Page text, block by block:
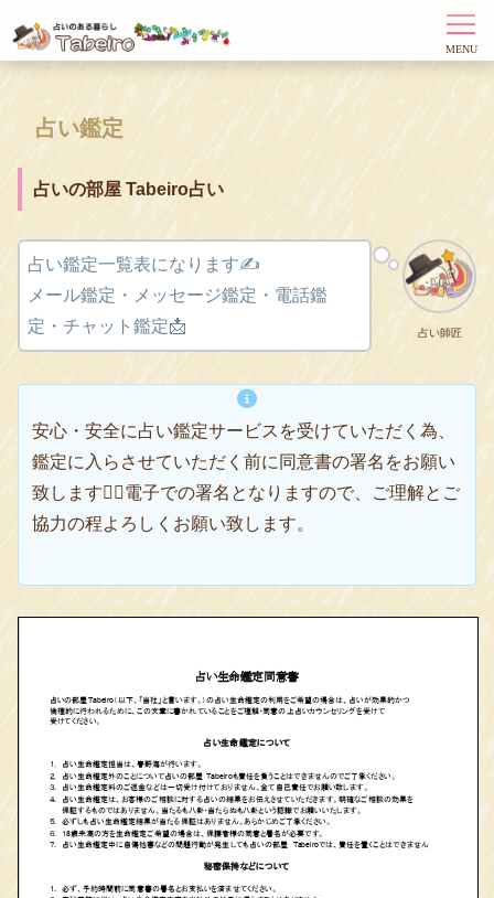
占い鑑定
占いの部屋 Tabeiro占い
占い師匠
占い鑑定一覧表になります✍️
メール鑑定・メッセージ鑑定・電話鑑
定・チャット鑑定📩
安心・安全に占い鑑定サービスを受けていただく為、
鑑定に入らさせていただく前に同意書の署名をお願い
致します🙇‍♂️電子での署名となりますので、ご理解とご
協力の程よろしくお願い致します。